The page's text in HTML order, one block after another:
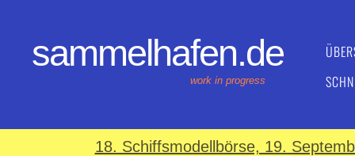
sammelhafen.de
work in progress
18. Schiffsmodellbörse, 19.